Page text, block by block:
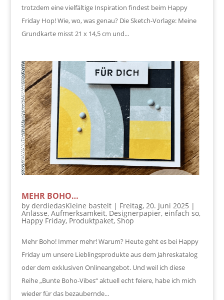
trotzdem eine vielfältige Inspiration findest beim Happy
Friday Hop! Wie, wo, was genau? Die Sketch-Vorlage: Meine
Grundkarte misst 21 x 14,5 cm und...
MEHR BOHO…
by derdiedasKleine bastelt| Freitag, 20. Juni 2025 |
Anlässe, Aufmerksamkeit, Designerpapier, einfach so,
Happy Friday, Produktpaket, Shop
Mehr Boho! Immer mehr! Warum? Heute geht es bei Happy
Friday um unsere Lieblingsprodukte aus dem Jahreskatalog
oder dem exklusiven Onlineangebot. Und weil ich diese
Reihe „Bunte Boho-Vibes“ aktuell echt feiere, habe ich mich
wieder für das bezaubernde...